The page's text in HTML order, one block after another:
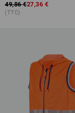
49,86 €27,36 €
(TTC)